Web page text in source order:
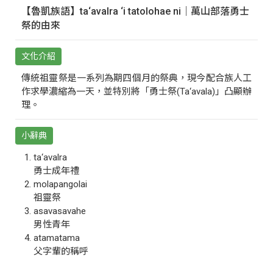
【魯凱族語】ta‘avalra ‘i tatolohae ni｜萬山部落勇士
祭的由來
文化介紹
傳統祖靈祭是一系列為期四個月的祭典，現今配合族人工
作求學濃縮為一天，並特別將「勇士祭(Ta‘avala)」凸顯辦
理。
小辭典
ta‘avalra
勇士成年禮
molapangolai
祖靈祭
asavasavahe
男性青年
atamatama
父字輩的稱呼